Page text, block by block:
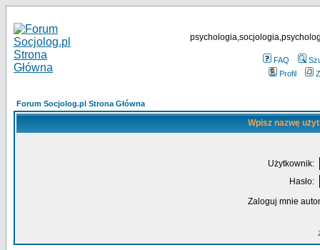
FAQ
Profil
Forum Socjolog.pl Strona Główna
Wpisz nazwę
Użytkownik:
Hasło:
Zaloguj mnie